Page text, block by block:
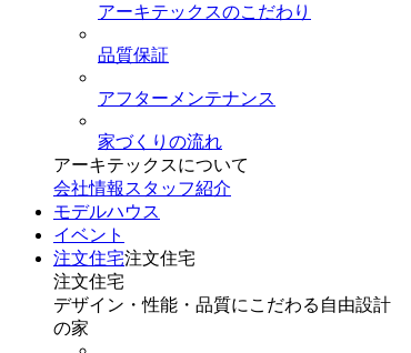
アーキテックスのこだわり
品質保証
アフターメンテナンス
家づくりの流れ
アーキテックスについて
会社情報 スタッフ紹介
モデルハウス
イベント
注文住宅注文住宅
注文住宅
デザイン・性能・品質にこだわる自由設計
の家